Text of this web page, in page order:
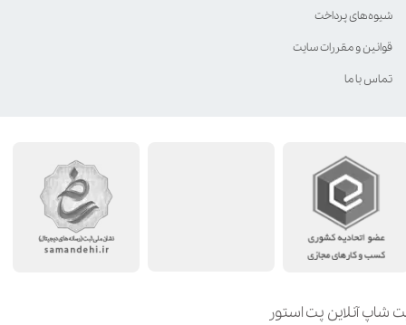
شاپ آنلاین پت استور
شیوه‌های پرداخت
قوانین و مقررات سایت
تماس با ما